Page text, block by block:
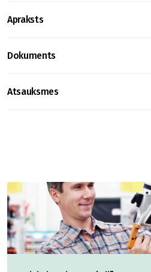
Apraksts
Dokuments
Atsauksmes